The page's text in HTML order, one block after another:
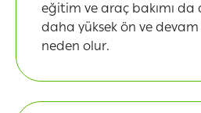
eğitim ve araç bakımı
daha yüksek ön ve
neden olur.